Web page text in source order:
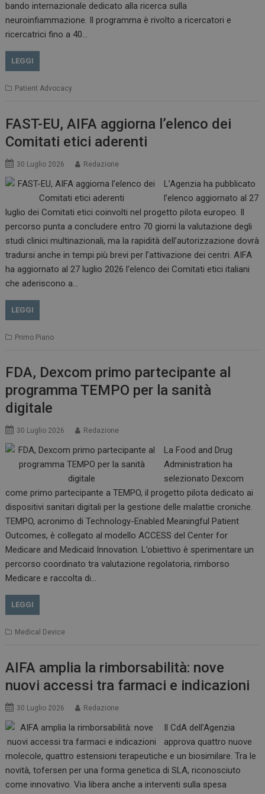
bando internazionale dedicato alla ricerca sulla
neuroinfiammazione. Il programma è rivolto a ricercatori e
ricercatrici fino a 40…
LEGGI
Patient Advocacy
FAST-EU, AIFA aggiorna l’elenco dei
Comitati etici aderenti
30 Luglio 2026 Redazione
L’Agenzia ha pubblicato
l’elenco aggiornato al 27
luglio dei Comitati etici coinvolti nel progetto pilota europeo. Il
percorso punta a concludere entro 70 giorni la valutazione degli
studi clinici multinazionali, ma la rapidità dell’autorizzazione dovrà
tradursi anche in tempi più brevi per l’attivazione dei centri. AIFA
ha aggiornato al 27 luglio 2026 l’elenco dei Comitati etici italiani
che aderiscono a…
LEGGI
Primo Piano
FDA, Dexcom primo partecipante al
programma TEMPO per la sanità
digitale
30 Luglio 2026 Redazione
La Food and Drug
Administration ha
selezionato Dexcom
come primo partecipante a TEMPO, il progetto pilota dedicato ai
dispositivi sanitari digitali per la gestione delle malattie croniche.
TEMPO, acronimo di Technology-Enabled Meaningful Patient
Outcomes, è collegato al modello ACCESS del Center for
Medicare and Medicaid Innovation. L’obiettivo è sperimentare un
percorso coordinato tra valutazione regolatoria, rimborso
Medicare e raccolta di…
LEGGI
Medical Device
AIFA amplia la rimborsabilità: nove
nuovi accessi tra farmaci e indicazioni
30 Luglio 2026 Redazione
Il CdA dell’Agenzia
approva quattro nuove
molecole, quattro estensioni terapeutiche e un biosimilare. Tra le
novità, tofersen per una forma genetica di SLA, riconosciuto
come innovativo. Via libera anche a interventi sulla spesa
CookieScriptConsent
NOME FORNITORE / DOMINIO
__Secure-ROLLOUT_TOKEN
.youtube.com
__Secure-YNID
VISITOR_PRIVACY_METADATA
Google LLC
.youtube.com